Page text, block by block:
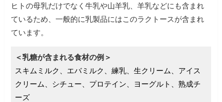
ヒトの母乳だけでなく牛乳や山羊乳、羊乳などにも含まれ
ているため、一般的に乳製品にはこのラクトースが含まれ
ています。
＜乳糖が含まれる食材の例＞
スキムミルク、エバミルク、練乳、生クリーム、アイス
クリーム、シチュー、プロテイン、ヨーグルト、熟成チ
ーズ